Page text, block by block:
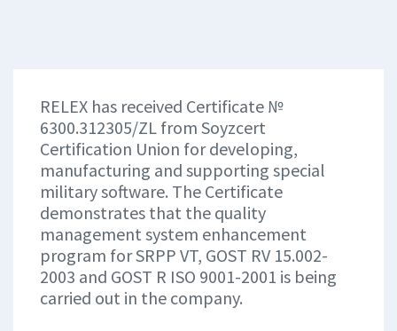
RELEX has received Certificate №
6300.312305/ZL from Soyzcert
Certification Union for developing,
manufacturing and supporting special
military software. The Certificate
demonstrates that the quality
management system enhancement
program for SRPP VT, GOST RV 15.002-
2003 and GOST R ISO 9001-2001 is being
carried out in the company.